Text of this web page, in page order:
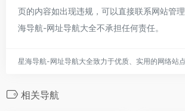
页的内容如出现违规，可以直接联系网站管
海导航-网址导航大全不承担任何责任。
星海导航-网址导航大全致力于优质、实用的网络站
相关导航